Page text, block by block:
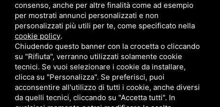
Contatti
+39 051 480459
+39 342 7512118
+39 342 7512118 (WhatsApp)
info@immaginabologna.it
consenso, anche per altre finalità come ad esempio
per mostrati annunci personalizzati e non
personalizzati più utili per te, come specificato nella
cookie policy.
Chiudendo questo banner con la crocetta o cliccando
su "Rifiuta", verranno utilizzati solamente cookie
tecnici. Se vuoi selezionare i cookie da installare,
clicca su "Personalizza". Se preferisci, puoi
acconsentire all'utilizzo di tutti i cookie, anche diversi
da quelli tecnici, cliccando su "Accetta tutti". In